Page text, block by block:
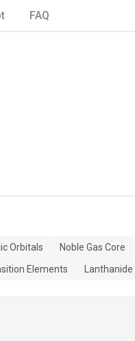
FAQ
Orbitals
Noble Gas Core
Elements